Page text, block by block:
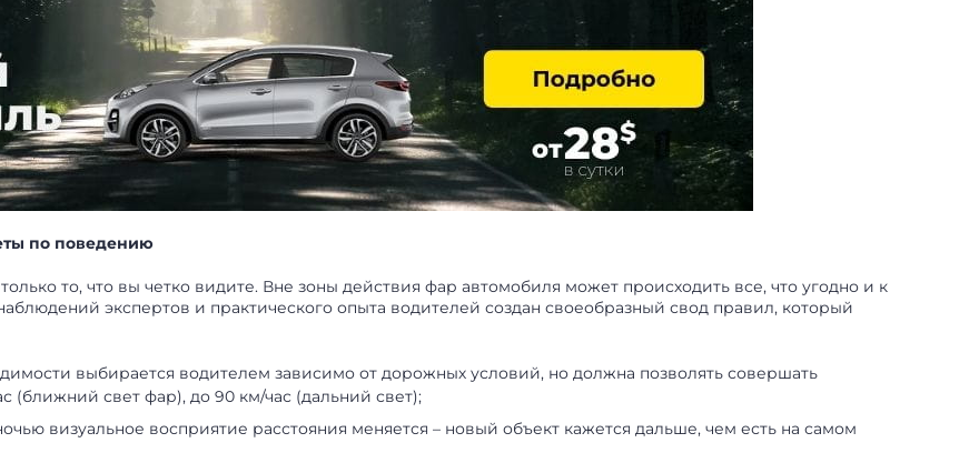
по поведению
то, что вы четко видите. Вне зоны действия фар автомобиля может происходить все, что угодно и к
экспертов и практического опыта водителей создан своеобразный свод правил, который
выбирается водителем зависимо от дорожных условий, но должна позволять совершать
(ближний свет фар), до 90 км/час (дальний свет);
визуальное восприятие расстояния меняется – новый объект кажется дальше, чем есть на самом